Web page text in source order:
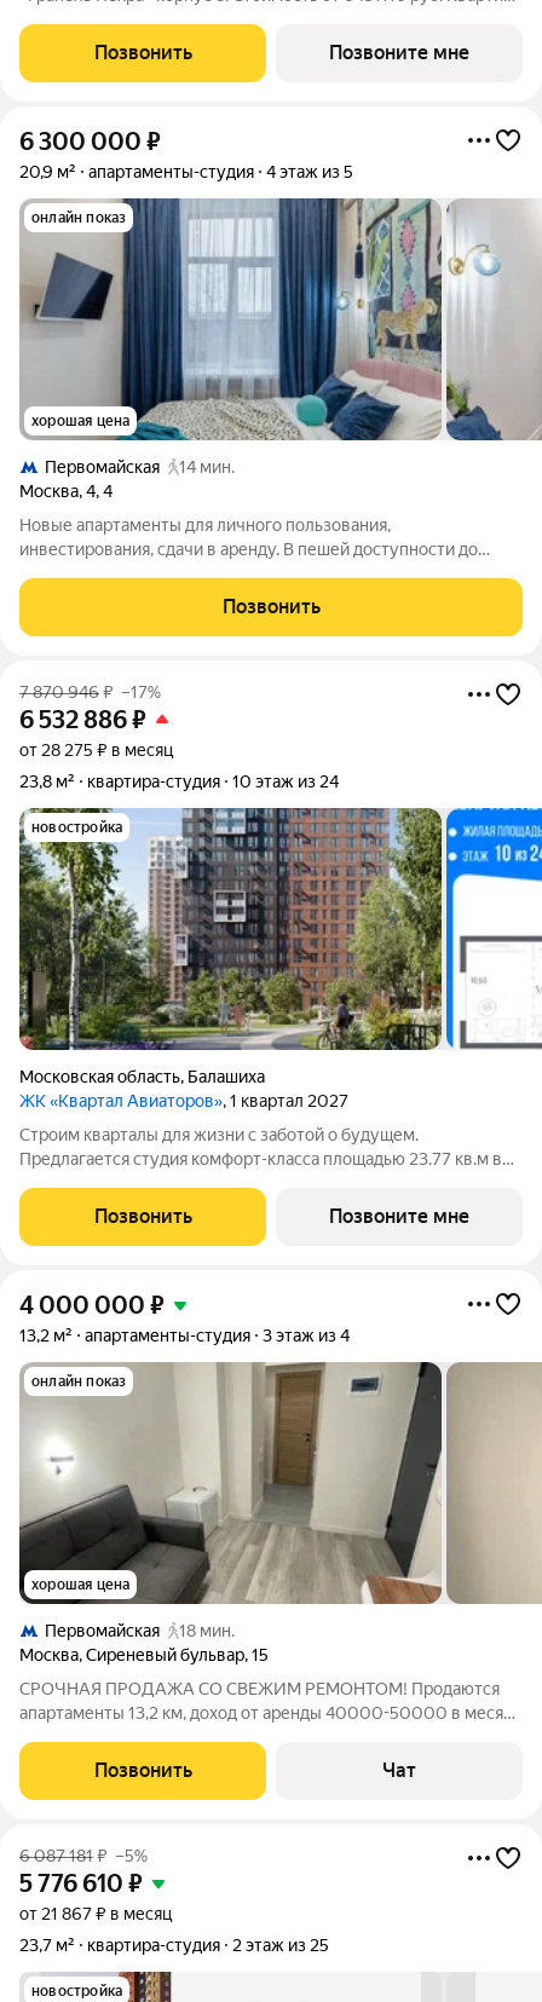
Современный комплекс «Гранель Пехра» расположен в
северной части Балашихи, в 8
Позвонить Позвоните мне
6 300 000 ₽
20,9 м² апартаменты-студия 4 этаж из 5
онлайн показ
хорошая цена
Первомайская
14 мин.
Москва,4,4
Новые апартаменты для личного пользования,
инвестирования, сдачи в аренду. В пешей доступности до
входной группой в помещения-студии.
Позвонить
7 870 946₽ –17%
6 532 886₽
от 28 275 ₽ в месяц
23,8 м²
квартира-студия 10 этаж из 24
новостройка
Московская область, Балашиха
ЖК «Квартал Авиаторов», 1 квартал 2027
Строим кварталы для жизни с заботой о будущем.
Предлагается студия комфорт-класса площадью 23.77 кв.м в
комплексе "Квартал Авиаторов".Квартиры комплекса на
выбор: могут быть как с отделкой, так и
Позвонить Позвоните мне
4 000 000 ₽
13,2 м² апартаменты-студия 3 этаж из 4
онлайн показ
хорошая цена
Первомайская
18 мин.
Москва,Сиреневый бульвар,15
СРОЧНАЯ ПРОДАЖА СО СВЕЖИМ РЕМОНТОМ! Продаются
апартаменты 13,2 км, доход от аренды 40000-50000 в месяц,
спальное место, холодильник, страстная машина, консьерж
сервис обеспечивает комфорт и
Позвонить Чат
6 087 181₽ –5%
5 776 610 ₽
от 21 867 ₽ в месяц
23,7 м²
квартира-студия 2 этаж из 25
новостройка